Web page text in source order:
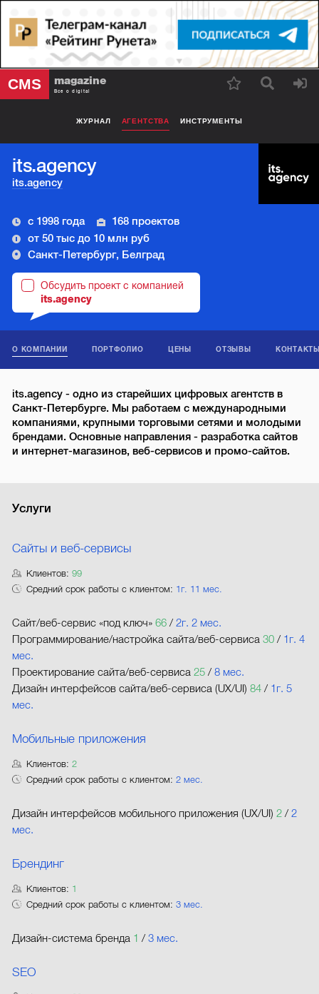
CMS magazine
Все о digital
ЖУРНАЛ АГЕНТСТВА ИНСТРУМЕНТЫ
its.agency
its.agency
с 1998 года
168 проектов
от 50 тыс до 10 млн руб
Санкт-Петербург, Белград
Обсудить проект с компанией
its.agency
О КОМПАНИИ ПОРТФОЛИО ЦЕНЫ ОТЗЫВЫ
its.agency - одно из старейших цифровых агентств в
Санкт-Петербурге. Мы работаем с международными
компаниями, крупными торговыми сетями и молодыми
брендами. Основные направления - разработка сайтов
и интернет-магазинов, веб-сервисов и промо-сайтов.
Услуги
Сайты и веб-сервисы
Клиентов:99
Средний срок работы с клиентом: 1г. 11 мес.
Сайт/веб-сервис «под ключ» 66 /2г. 2 мес.
Программирование/настройка сайта/веб-сервиса 30 / 1г. 4
мес.
Проектирование сайта/веб-сервиса 25 /8 мес.
Дизайн интерфейсов сайта/веб-сервиса (UX/UI) 84 / 1г. 5
мес.
Мобильные приложения
Клиентов:2
Средний срок работы с клиентом:2 мес.
Дизайн интерфейсов мобильного приложения (UX/UI) 2 /2
мес.
Брендинг
Клиентов: 1
Средний срок работы с клиентом:3 мес.
Дизайн-система бренда 1 /3 мес.
SEO